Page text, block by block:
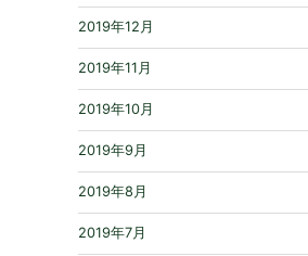
2019年12月
2019年11月
2019年10月
2019年9月
2019年8月
2019年7月